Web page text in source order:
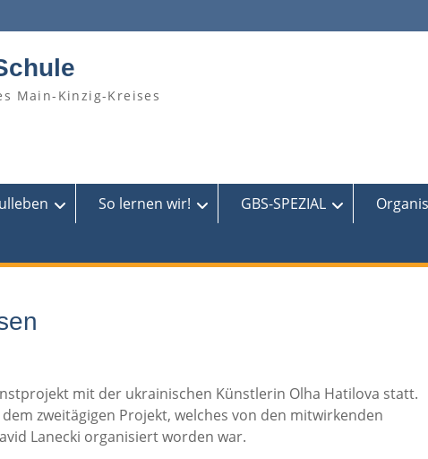
Main-Kinzig-Kreises
So lernen wir! GBS-SPEZIAL
mit der ukrainischen Künstlerin Olha Hatilova statt.
zweitägigen Projekt, welches von den mitwirkenden
Lanecki organisiert worden war.